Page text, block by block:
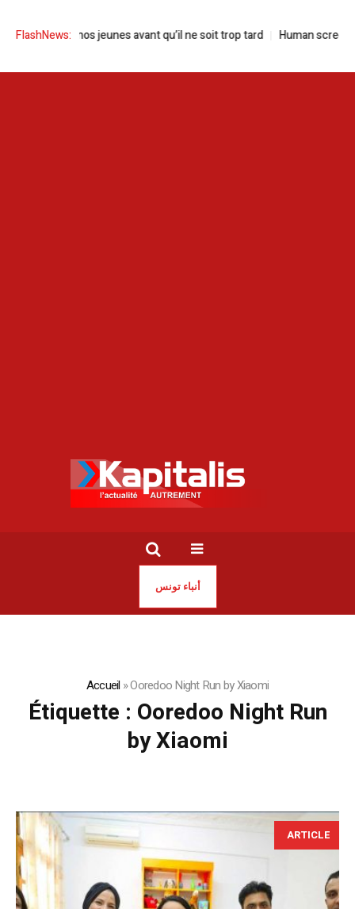
FlashNews:nos jeunes avant qu’il ne soit trop tard Human screen
أنباء تونس
Accueil »Ooredoo Night Run by Xiaomi
Étiquette : Ooredoo Night Run
by Xiaomi
ARTICLE